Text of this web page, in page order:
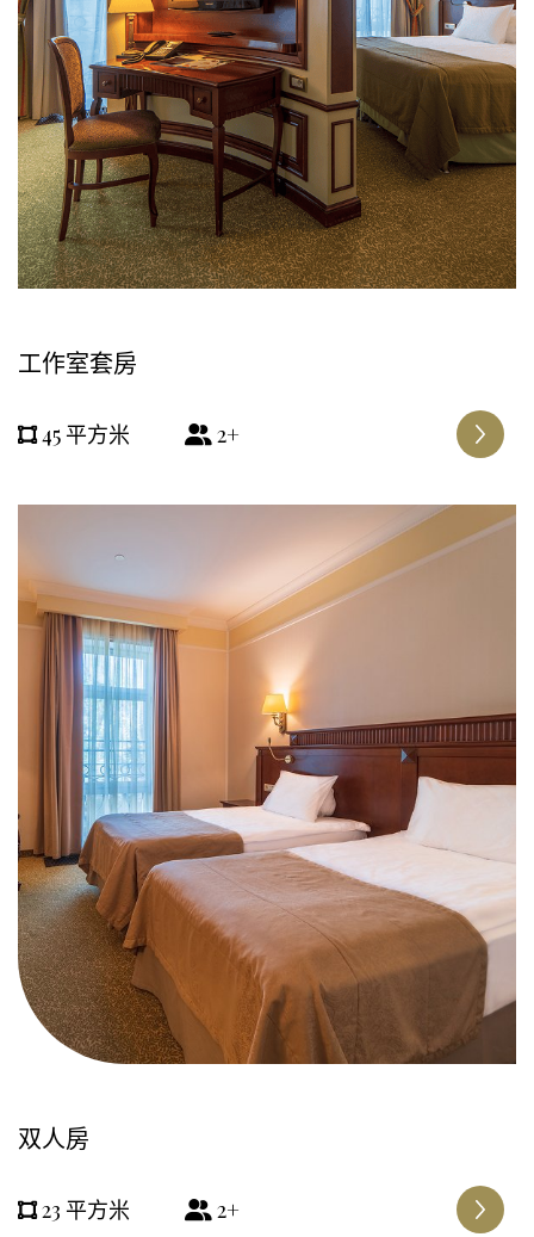
工作室套房
45 平方米 2+
双人房
23 平方米 2+